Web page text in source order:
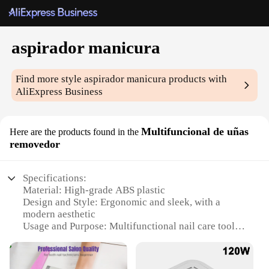
aspirador manicura
Find more styleaspirador manicura products with
AliExpress Business
Here are the products found in the Multifuncional de uñas
removedor
Specifications:
Material: High-grade ABS plastic
Design and Style: Ergonomic and sleek, with a
modern aesthetic
Usage and Purpose: Multifunctional nail care tool
Performance and Property: Powerful suction for
efficient cleaning